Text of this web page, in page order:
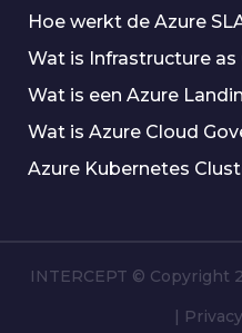
Hoe werkt de Azure
Wat is Infrastructure as
Wat is een Azure
Wat is Azure Cloud
Azure Kubernetes
INTERCEPT © Copyright
|